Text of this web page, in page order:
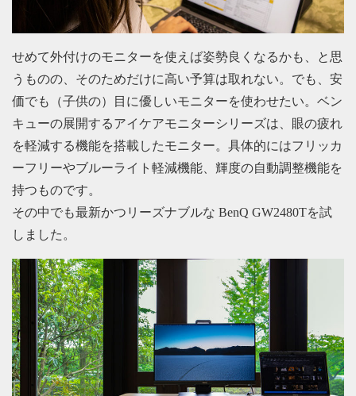
せめて外付けのモニターを使えば姿勢良くなるかも、と思
うものの、そのためだけに高い予算は取れない。でも、安
価でも（子供の）目に優しいモニターを使わせたい。ベン
キューの展開するアイケアモニターシリーズは、眼の疲れ
を軽減する機能を搭載したモニター。具体的にはフリッカ
ーフリーやブルーライト軽減機能、輝度の自動調整機能を
持つものです。
その中でも最新かつリーズナブルな BenQ GW2480Tを試
しました。